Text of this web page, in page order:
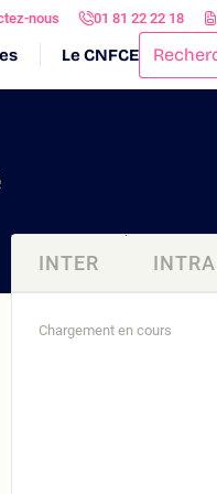
nous 01 81 22 22 18
Le CNFCE
INTER INTRA